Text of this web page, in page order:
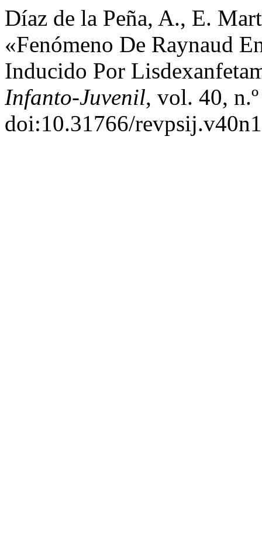
Díaz de la Peña, A., E.
«Fenómeno De Raynaud
Inducido Por
Infanto-Juvenil, vol. 40,
doi:10.31766/